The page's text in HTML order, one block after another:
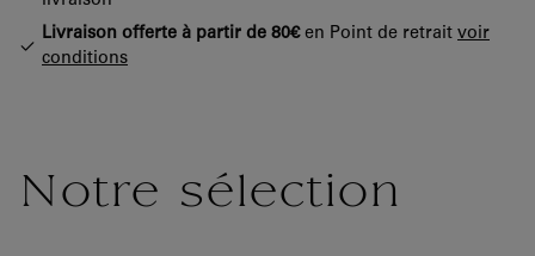
Livraison offerte à partir de 80€en Point de retrait voir
conditions
Notre sélection